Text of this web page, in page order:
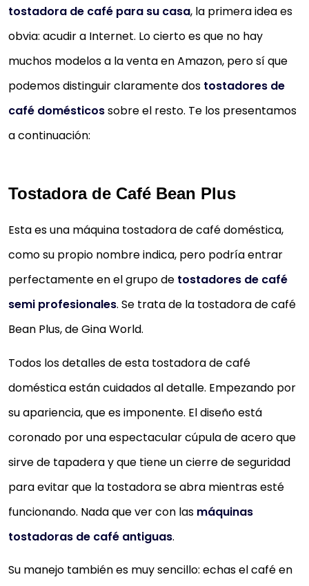
retención de temperatura.
El motor impulsor de bajo decibelio, el bajo nivel de
ruido y la escucha cómoda distinguen el grado de
Con una ventana de observación conveniente,
puede observar el color de cocción y los cambios
forma de los frijoles en cualquier...
cocción se descargue suavemente, enfríe...
Aplicación: Uso para hornear y productos de
no en polvo.
Comprar YA
tostadora de café para su casa, la primera idea es
obvia: acudir a Internet. Lo cierto es que no hay
muchos modelos a la venta en Amazon, pero sí que
podemos distinguir claramente dos tostadores de
café domésticossobre el resto. Te los presentamos
a continuación:
Tostadora de Café Bean Plus
Esta es una máquina tostadora de café doméstica,
como su propio nombre indica, pero podría entrar
perfectamente en el grupo de tostadores de café
semi profesionales. Se trata de la tostadora de café
Bean Plus, de Gina World.
Todos los detalles de esta tostadora de café
doméstica están cuidados al detalle. Empezando por
su apariencia, que es imponente. El diseño está
coronado por una espectacular cúpula de acero que
sirve de tapadera y que tiene un cierre de seguridad
para evitar que la tostadora se abra mientras esté
funcionando. Nada que ver con las máquinas
tostadoras de café antiguas.
Su manejo también es muy sencillo: echas el café en